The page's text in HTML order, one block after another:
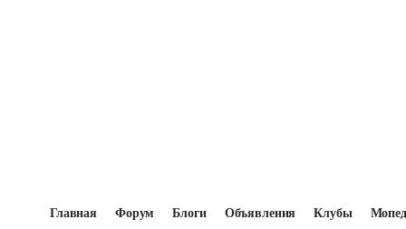
Главная Форум Блоги Объявления Клубы